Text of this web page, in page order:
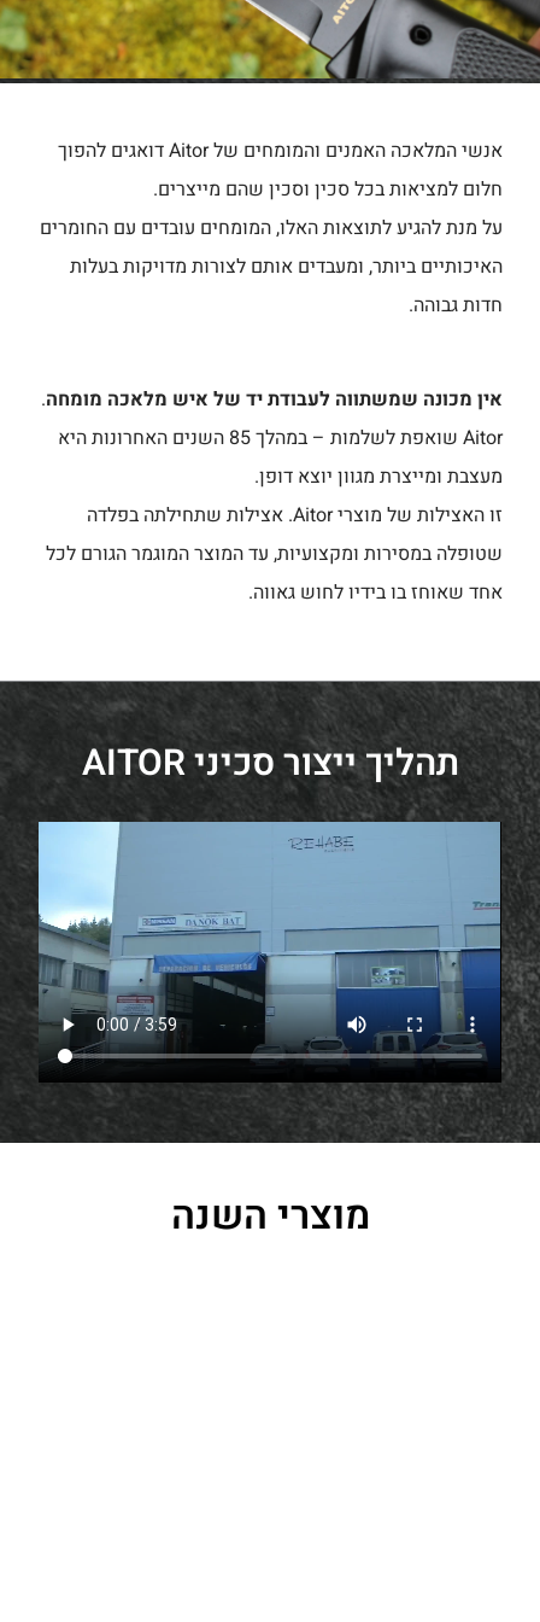
אנשי המלאכה האמנים והמומחים של Aitor דואגים להפוך
חלום למציאות בכל סכין וסכין שהם מייצרים.
על מנת להגיע לתוצאות האלו, המומחים עובדים עם החומרים
האיכותיים ביותר, ומעבדים אותם לצורות מדויקות בעלות
חדות גבוהה.
אין מכונה שמשתווה לעבודת יד של איש מלאכה מומחה.
Aitor שואפת לשלמות – במהלך 85 השנים האחרונות היא
מעצבת ומייצרת מגוון יוצא דופן.
זו האצילות של מוצרי Aitor. אצילות שתחילתה בפלדה
שטופלה במסירות ומקצועיות, עד המוצר המוגמר הגורם לכל
אחד שאוחז בו בידיו לחוש גאווה.
תהליך ייצור סכיני AITOR
מוצרי השנה